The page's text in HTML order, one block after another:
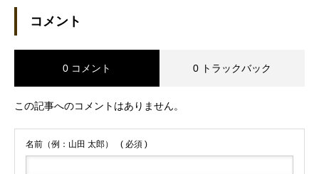
コメント
0 コメント 0 トラックバック
この記事へのコメントはありません。
名前（例：山田 太郎） ( 必須 )